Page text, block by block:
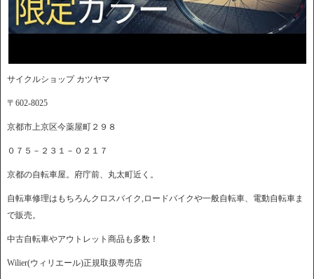
サイクルショップ カツヤマ
〒602-8025
京都市上京区今薬屋町２９８
０７５－２３１－０２１７
京都の自転車屋。府庁前、丸太町近く。
自転車修理はもちろんクロスバイク,ロードバイクや一般自転車、電動自転車ま
で販売。
中古自転車やアウトレット商品も多数！
Wilier(ウィリエール)正規取扱専売店